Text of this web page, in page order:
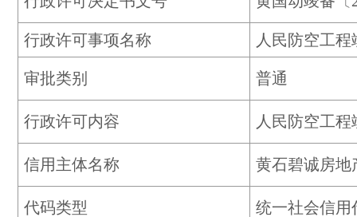
行政许可事项名称 人民防空工
审批类别 普通
行政许可内容 人民防空工
信用主体名称 黄石碧诚房地
代码类型 统一社会信用